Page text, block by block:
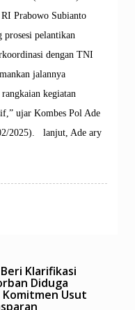
RI Prabowo Subianto
pelantikan
dengan TNI
jalannya
kegiatan
ujar Kombes Pol Ade
2025). lanjut, Ade ary
Klarifikasi
Diduga
Komitmen Usut